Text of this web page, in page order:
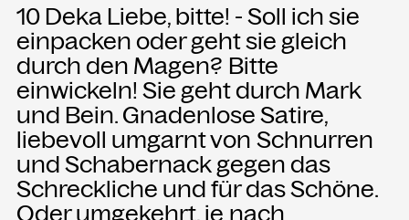
Mo-Fr von 9-12
+43 5574 82731
office@kammgarn.at
NEWSLETTER
Einmal wöchentlich informieren wir
über aktuelle Events in der
10 Deka Liebe, bitte! - Soll ich sie
einpacken oder geht sie gleich
durch den Magen? Bitte
einwickeln! Sie geht durch Mark
und Bein. Gnadenlose Satire,
liebevoll umgarnt von Schnurren
und Schabernack gegen das
Schreckliche und für das Schöne.
Oder umgekehrt, je nach